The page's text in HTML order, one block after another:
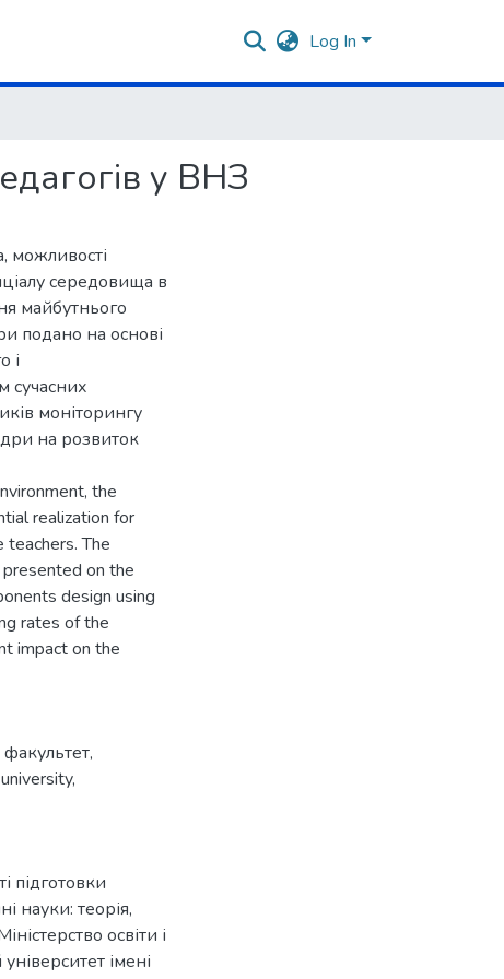
Log In
у ВНЗ
можливості
середовища в
майбутнього
подано на основі
і
сучасних
моніторингу
на розвиток
the
realization for
The
on the
design using
rates of the
impact on the
факультет,
university,
підготовки
науки: теорія,
освіти і
імені